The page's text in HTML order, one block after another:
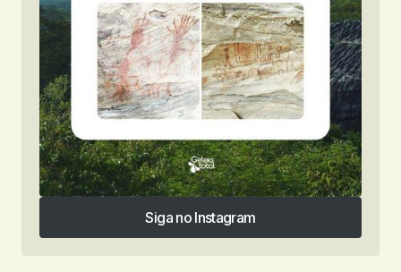
Siga no Instagram
Siga no Instagram